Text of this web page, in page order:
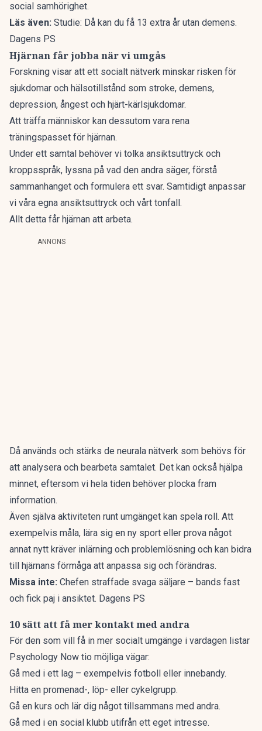
social samhörighet.
Läs även: Studie: Då kan du få 13 extra år utan demens.
Dagens PS
Hjärnan får jobba när vi umgås
Forskning visar att ett socialt nätverk minskar risken för
sjukdomar och hälsotillstånd som stroke, demens,
depression, ångest och hjärt-kärlsjukdomar.
Att träffa människor kan dessutom vara rena
träningspasset för hjärnan.
Under ett samtal behöver vi tolka ansiktsuttryck och
kroppsspråk, lyssna på vad den andra säger, förstå
sammanhanget och formulera ett svar. Samtidigt anpassar
vi våra egna ansiktsuttryck och vårt tonfall.
Allt detta får hjärnan att arbeta.
ANNONS
Då används och stärks de neurala nätverk som behövs för
att analysera och bearbeta samtalet. Det kan också hjälpa
minnet, eftersom vi hela tiden behöver plocka fram
information.
Även själva aktiviteten runt umgänget kan spela roll. Att
exempelvis måla, lära sig en ny sport eller prova något
annat nytt kräver inlärning och problemlösning och kan bidra
till hjärnans förmåga att anpassa sig och förändras.
Missa inte: Chefen straffade svaga säljare – bands fast
och fick paj i ansiktet. Dagens PS
10 sätt att få mer kontakt med andra
För den som vill få in mer socialt umgänge i vardagen listar
Psychology Now tio möjliga vägar:
Gå med i ett lag – exempelvis fotboll eller innebandy.
Hitta en promenad-, löp- eller cykelgrupp.
Gå en kurs och lär dig något tillsammans med andra.
Gå med i en social klubb utifrån ett eget intresse.